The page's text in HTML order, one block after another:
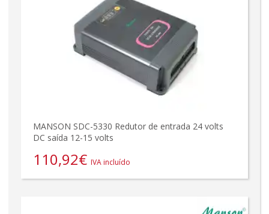
MANSON SDC-5330 Redutor de entrada 24 volts
DC saída 12-15 volts
110,92€ IVA incluído